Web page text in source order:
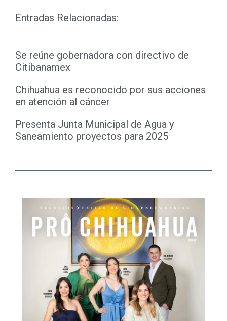
Entradas Relacionadas:
Se reúne gobernadora con directivo de
Citibanamex
Chihuahua es reconocido por sus acciones
en atención al cáncer
Presenta Junta Municipal de Agua y
Saneamiento proyectos para 2025